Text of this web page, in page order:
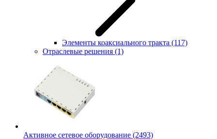
Элементы коаксиального тракта (117)
Отраслевые решения (1)
Активное сетевое оборудование (2493)